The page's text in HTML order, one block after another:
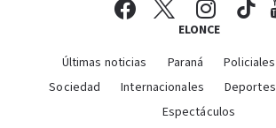
ELONCE
Últimas noticias Paraná Policiales
Sociedad
Internacionales Deportes
Espectáculos